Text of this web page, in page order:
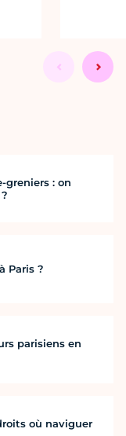
greniers : on
Paris ?
parisiens en
où naviguer